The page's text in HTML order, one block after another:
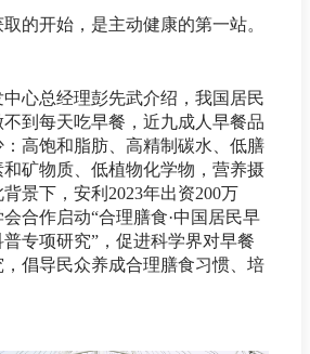
的开始，是主动健康的第一站。
心总经理彭先武介绍，我国居民
到每天吃早餐，近九成人早餐品
高饱和脂肪、高精制碳水、低膳
矿物质、低植物化学物，营养摄
景下，安利2023年出资200万
合作启动“合理膳食·中国居民早
专项研究”，促进科学界对早餐
倡导民众养成合理膳食习惯、培